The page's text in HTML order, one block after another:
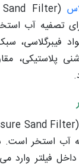
تصفیه آب
پلاستیکی،
آب استخر است.
فیلتر